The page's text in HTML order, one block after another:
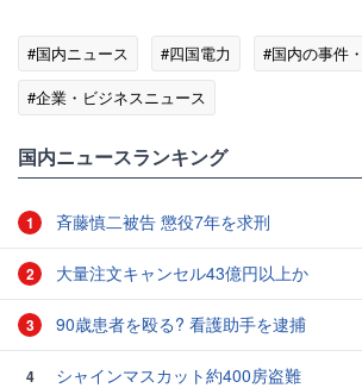
#国内ニュース #四国電力 #国内の事件
#企業・ビジネスニュース
国内ニュースランキング
1 斉藤慎二被告 懲役7年を求刑
2 大量注文キャンセル43億円以上か
3 90歳患者を殴る? 看護助手を逮捕
4 シャインマスカット約400房盗難